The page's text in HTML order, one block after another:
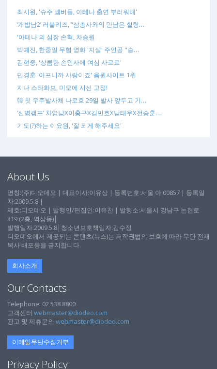
최시원, '슈주 멤버들, 아테나 출연 부러워해'
‘개밥남2’ 러블리즈, “삼총사와의 만남은 힐링…
'아테나'의 심장 손혁, 차승원
박예진, 한중일 무협 영화 '지살' 주인공 "승…
김현중, '상큼한 손인사에 여심 사르르'
민경훈 '아프니까 사랑이죠' 음원사이트 1위
지나 스타화보, 미모에 시선 고정!
韓 첫 우주발사체 나로호 29일 발사 앞두고 기…
‘신병캠프’ 차영남X이충구X김민호X남태우X전승훈…
기도(?)하는 이요원, '잘 되게 해주세요'
About Us
명칭:(주)디오데오 | 대표이사:이유상 | 등록번호:서울 아 00857 | 등록일
자:2009.5.8 |
제호:디오데오 | 발행인/편집인:이유찬 | 발행소:서울시 강남구 논현로
319 (2층, 역삼동)│
발행일자:2009.5.8│청소년보호책임자:김수정
디오데오에서 제공되는 콘텐츠(뉴스)는 저작권법의 보호에 따라 무단 전재
복사 배포등을 금지합니다.
회사소개
Our Contacts
Telephone: 02 538 8800
고객센터 webmaster@diodeo.com
광고 및 제휴문의 webmaster@diodeo.com
이메일무단수집거부
Privacy Policy